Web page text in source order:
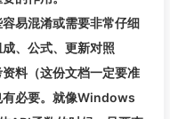
易混淆或需要非常仔细
、公式、更新对照
料（这份文档一定要准
有必要。就像Windows